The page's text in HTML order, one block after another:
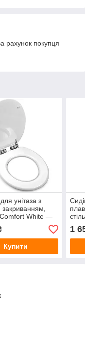
рахунок покупця
унітаза з
Comfort White —
Купити
1